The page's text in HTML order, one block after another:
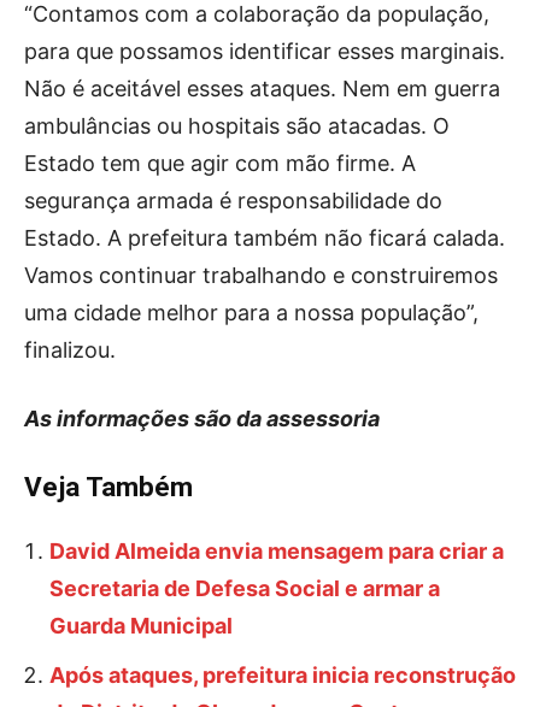
“Contamos com a colaboração da população,
para que possamos identificar esses marginais.
Não é aceitável esses ataques. Nem em guerra
ambulâncias ou hospitais são atacadas. O
Estado tem que agir com mão firme. A
segurança armada é responsabilidade do
Estado. A prefeitura também não ficará calada.
Vamos continuar trabalhando e construiremos
uma cidade melhor para a nossa população”,
finalizou.
As informações são da assessoria
Veja Também
David Almeida envia mensagem para criar a
Secretaria de Defesa Social e armar a
Guarda Municipal
Após ataques, prefeitura inicia reconstrução